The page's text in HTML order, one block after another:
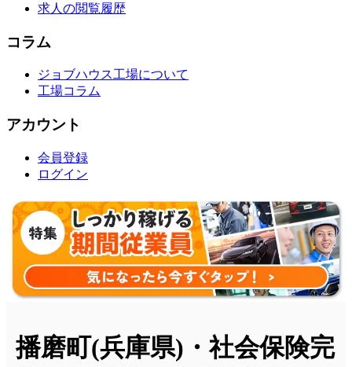
求人の閲覧履歴
コラム
ジョブハウス工場について
工場コラム
アカウント
会員登録
ログイン
播磨町(兵庫県)・社会保険完